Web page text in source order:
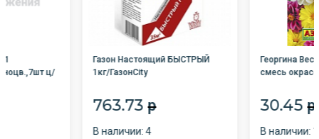
ц/
Газон Настоящий БЫСТРЫЙ
1кг/ГазонCity
763.73 p
В наличии: 4
Георгина
смесь
30.45 p
В наличии: